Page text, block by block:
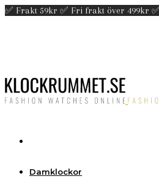
✅ Frakt 59kr ✅ Fri frakt över 499kr
Damklockor